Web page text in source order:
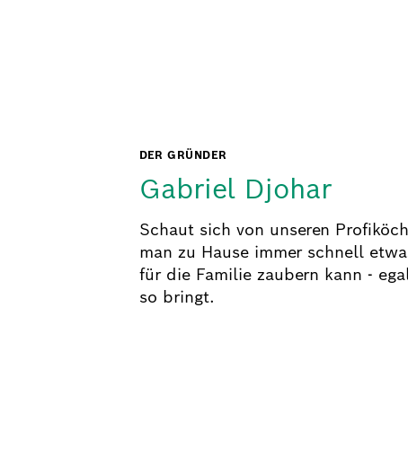
DER GRÜNDER
Gabriel Djohar
Schaut sich von unseren
man zu Hause immer schnell
für die Familie zaubern kann -
so bringt.